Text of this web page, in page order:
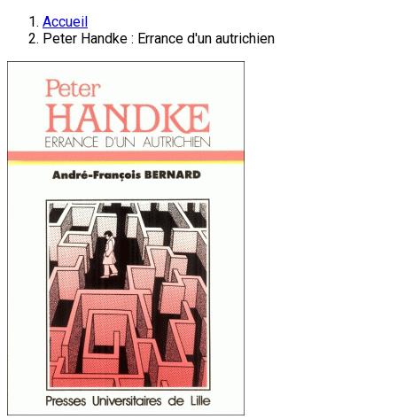
Accueil
Peter Handke : Errance d'un autrichien